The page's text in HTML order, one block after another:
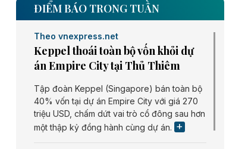
ĐIỂM BÁO TRONG TUẦN
Theo vnexpress.net
Keppel thoái toàn bộ vốn khỏi dự
án Empire City tại Thủ Thiêm
Tập đoàn Keppel (Singapore) bán toàn bộ
40% vốn tại dự án Empire City với giá 270
triệu USD, chấm dứt vai trò cổ đông sau hơn
một thập kỷ đồng hành cùng dự án.